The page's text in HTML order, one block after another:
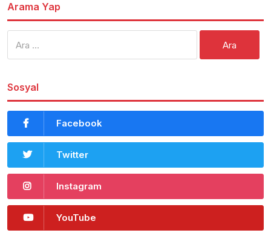
Arama Yap
Sosyal
Facebook
Twitter
Instagram
YouTube